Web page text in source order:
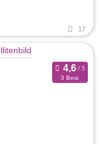
17
3 Bew.